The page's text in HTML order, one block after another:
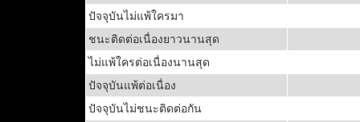
ปัจจุบันไม่แพ้ใครมา
ชนะติดต่อเนื่องยาวนานสุด
ไม่แพ้ใครต่อเนื่องนานสุด
ปัจจุบันแพ้ต่อเนื่อง
ปัจจุบันไม่ชนะติดต่อกัน